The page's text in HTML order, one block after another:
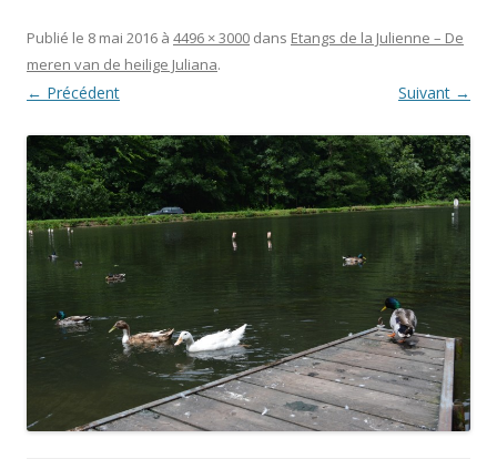
Publié le 8 mai 2016 à 4496 × 3000 dans Etangs de la Julienne – De
meren van de heilige Juliana.
← Précédent Suivant →